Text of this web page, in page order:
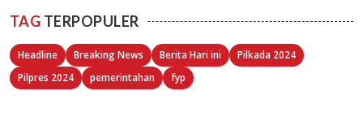
TAG TERPOPULER
Headline Breaking News Berita Hari ini
Pilkada 2024
Pilpres 2024
pemerintahan fyp